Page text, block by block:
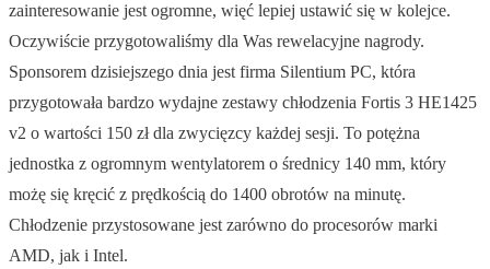
zainteresowanie jest ogromne, więć lepiej ustawić się w kolejce.
Oczywiście przygotowaliśmy dla Was rewelacyjne nagrody.
Sponsorem dzisiejszego dnia jest firma Silentium PC, która
przygotowała bardzo wydajne zestawy chłodzenia Fortis 3 HE1425
v2 o wartości 150 zł dla zwycięzcy każdej sesji. To potężna
jednostka z ogromnym wentylatorem o średnicy 140 mm, który
możę się kręcić z prędkością do 1400 obrotów na minutę.
Chłodzenie przystosowane jest zarówno do procesorów marki
AMD, jak i Intel.